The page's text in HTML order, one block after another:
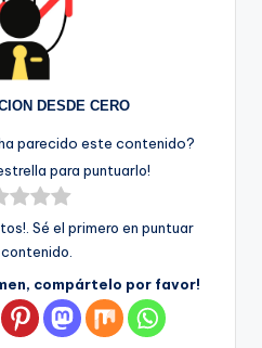
DESDE CERO
parecido este contenido?
para puntuarlo!
Sé el primero en puntuar
compártelo por favor!